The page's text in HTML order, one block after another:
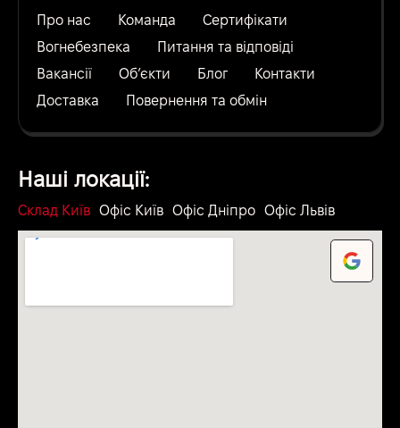
Про нас Команда
Сертифікати
Вогнебезпека
Питання та відповіді
Вакансії
Об’єкти Блог
Контакти
Доставка
Повернення та обмін
Наші локації:
Склад Київ Офіс Київ Офіс Дніпро Офіс Львів